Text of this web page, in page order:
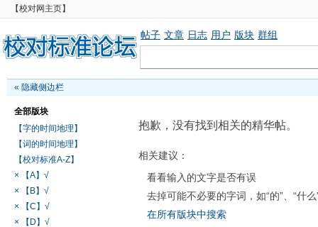
【校对网主页】
帖子 文章 日志 用户 版块 群组
« 隐藏侧边栏
全部版块
【字的时间地理】
【词的时间地理】
【校对标准A-Z】
× 【A】√
× 【B】√
× 【C】√
× 【D】√
抱歉，没有找到相关的精华帖。
相关建议：
看看输入的文字是否有误
去掉可能不必要的字词，如“的”、“什么
在所有版块中搜索